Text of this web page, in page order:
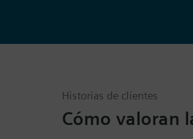
Historias de clientes
Cómo valoran